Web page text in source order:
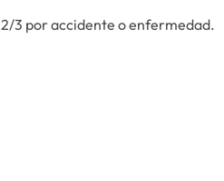
3 por accidente o enfermedad.